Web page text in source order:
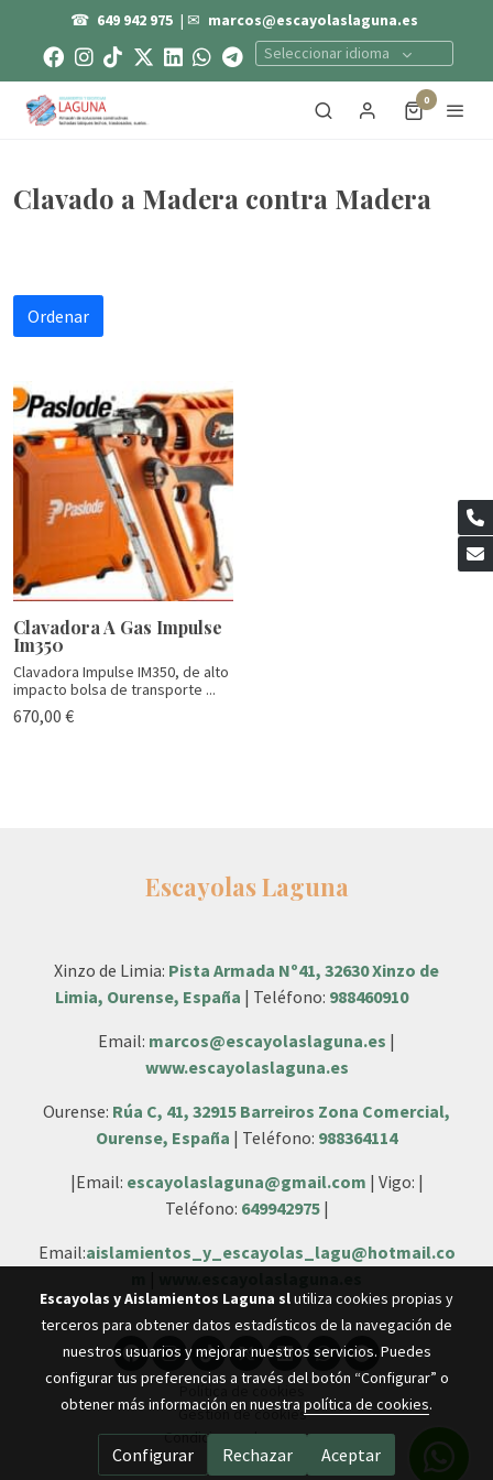
☎ 649 942 975 | ✉ marcos@escayolaslaguna.es
Seleccionar idioma
0
Clavado a Madera contra Madera
Ordenar
Clavadora A Gas Impulse
Im350
Clavadora Impulse IM350, de alto
impacto bolsa de transporte ...
670,00 €
Escayolas Laguna
Xinzo de Limia: Pista Armada Nº41, 32630 Xinzo de
Limia, Ourense, España | Teléfono: 988460910
Email: marcos@escayolaslaguna.es |
www.escayolaslaguna.es
Ourense: Rúa C, 41, 32915 Barreiros Zona Comercial,
Ourense, España | Teléfono: 988364114
|Email: escayolaslaguna@gmail.com | Vigo: |
Teléfono: 649942975|
Email:aislamientos_y_escayolas_lagu@hotmail.co
Gestión de cookies
Condiciones de compra
Escayolas y Aislamientos Laguna slutiliza cookies propias y
terceros para obtener datos estadísticos de la navegación de
nuestros usuarios y mejorar nuestros servicios. Puedes
configurar tus preferencias a través del botón “Configurar” o
obtener más información en nuestra política de cookies.
Configurar Rechazar Aceptar